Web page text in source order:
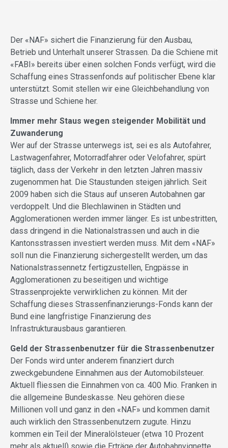
Der «NAF» sichert die Finanzierung für den Ausbau,
Betrieb und Unterhalt unserer Strassen. Da die Schiene mit
«FABI» bereits über einen solchen Fonds verfügt, wird die
Schaffung eines Strassenfonds auf politischer Ebene klar
unterstützt. Somit stellen wir eine Gleichbehandlung von
Strasse und Schiene her.
Immer mehr Staus wegen steigender Mobilität und
Zuwanderung
Wer auf der Strasse unterwegs ist, sei es als Autofahrer,
Lastwagenfahrer, Motorradfahrer oder Velofahrer, spürt
täglich, dass der Verkehr in den letzten Jahren massiv
zugenommen hat. Die Staustunden steigen jährlich. Seit
2009 haben sich die Staus auf unseren Autobahnen gar
verdoppelt. Und die Blechlawinen in Städten und
Agglomerationen werden immer länger. Es ist unbestritten,
dass dringend in die Nationalstrassen und auch in die
Kantonsstrassen investiert werden muss. Mit dem «NAF»
soll nun die Finanzierung sichergestellt werden, um das
Nationalstrassennetz fertigzustellen, Engpässe in
Agglomerationen zu beseitigen und wichtige
Strassenprojekte verwirklichen zu können. Mit der
Schaffung dieses Strassenfinanzierungs-Fonds kann der
Bund eine langfristige Finanzierung des
Infrastrukturausbaus garantieren.
Geld der Strassenbenutzer für die Strassenbenutzer
Der Fonds wird unter anderem finanziert durch
zweckgebundene Einnahmen aus der Automobilsteuer.
Aktuell fliessen die Einnahmen von ca. 400 Mio. Franken in
die allgemeine Bundeskasse. Neu gehören diese
Millionen voll und ganz in den «NAF» und kommen damit
auch wirklich den Strassenbenutzern zugute. Hinzu
kommen ein Teil der Mineralölsteuer (etwa 10 Prozent